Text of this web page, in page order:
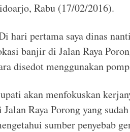
Rabu (17/02/2016).
hari pertama saya dinas
banjir di Jalan Raya
disedot menggunakan
akan menfokuskan
Jalan Raya Porong yang
sumber penyebab